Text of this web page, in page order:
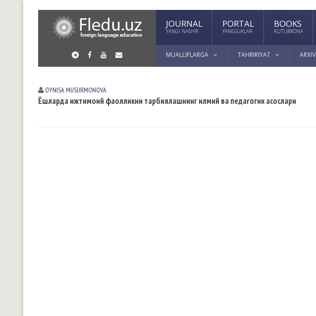
JOURNAL
YANGI NASHR
PORTAL
YANGILIKLAR
BOOKS
KUTUBXONA
MUALLIFLARGA TAHRIRIYAT ARXIV
OYNISA MUSURMONOVА
Ёшларда ижтимоий фаолликни тарбиялашнинг илмий ва педагогик асослари